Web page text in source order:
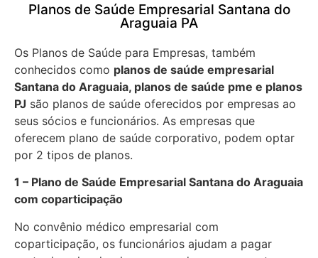
Planos de Saúde Empresarial Santana do
Araguaia PA
Os Planos de Saúde para Empresas, também
conhecidos como planos de saúde empresarial
Santana do Araguaia, planos de saúde pme e planos
PJ são planos de saúde oferecidos por empresas ao
seus sócios e funcionários. As empresas que
oferecem plano de saúde corporativo, podem optar
por 2 tipos de planos.
1 – Plano de Saúde Empresarial Santana do Araguaia
com coparticipação
No convênio médico empresarial com
coparticipação, os funcionários ajudam a pagar